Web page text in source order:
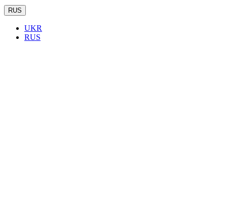
RUS
UKR
RUS